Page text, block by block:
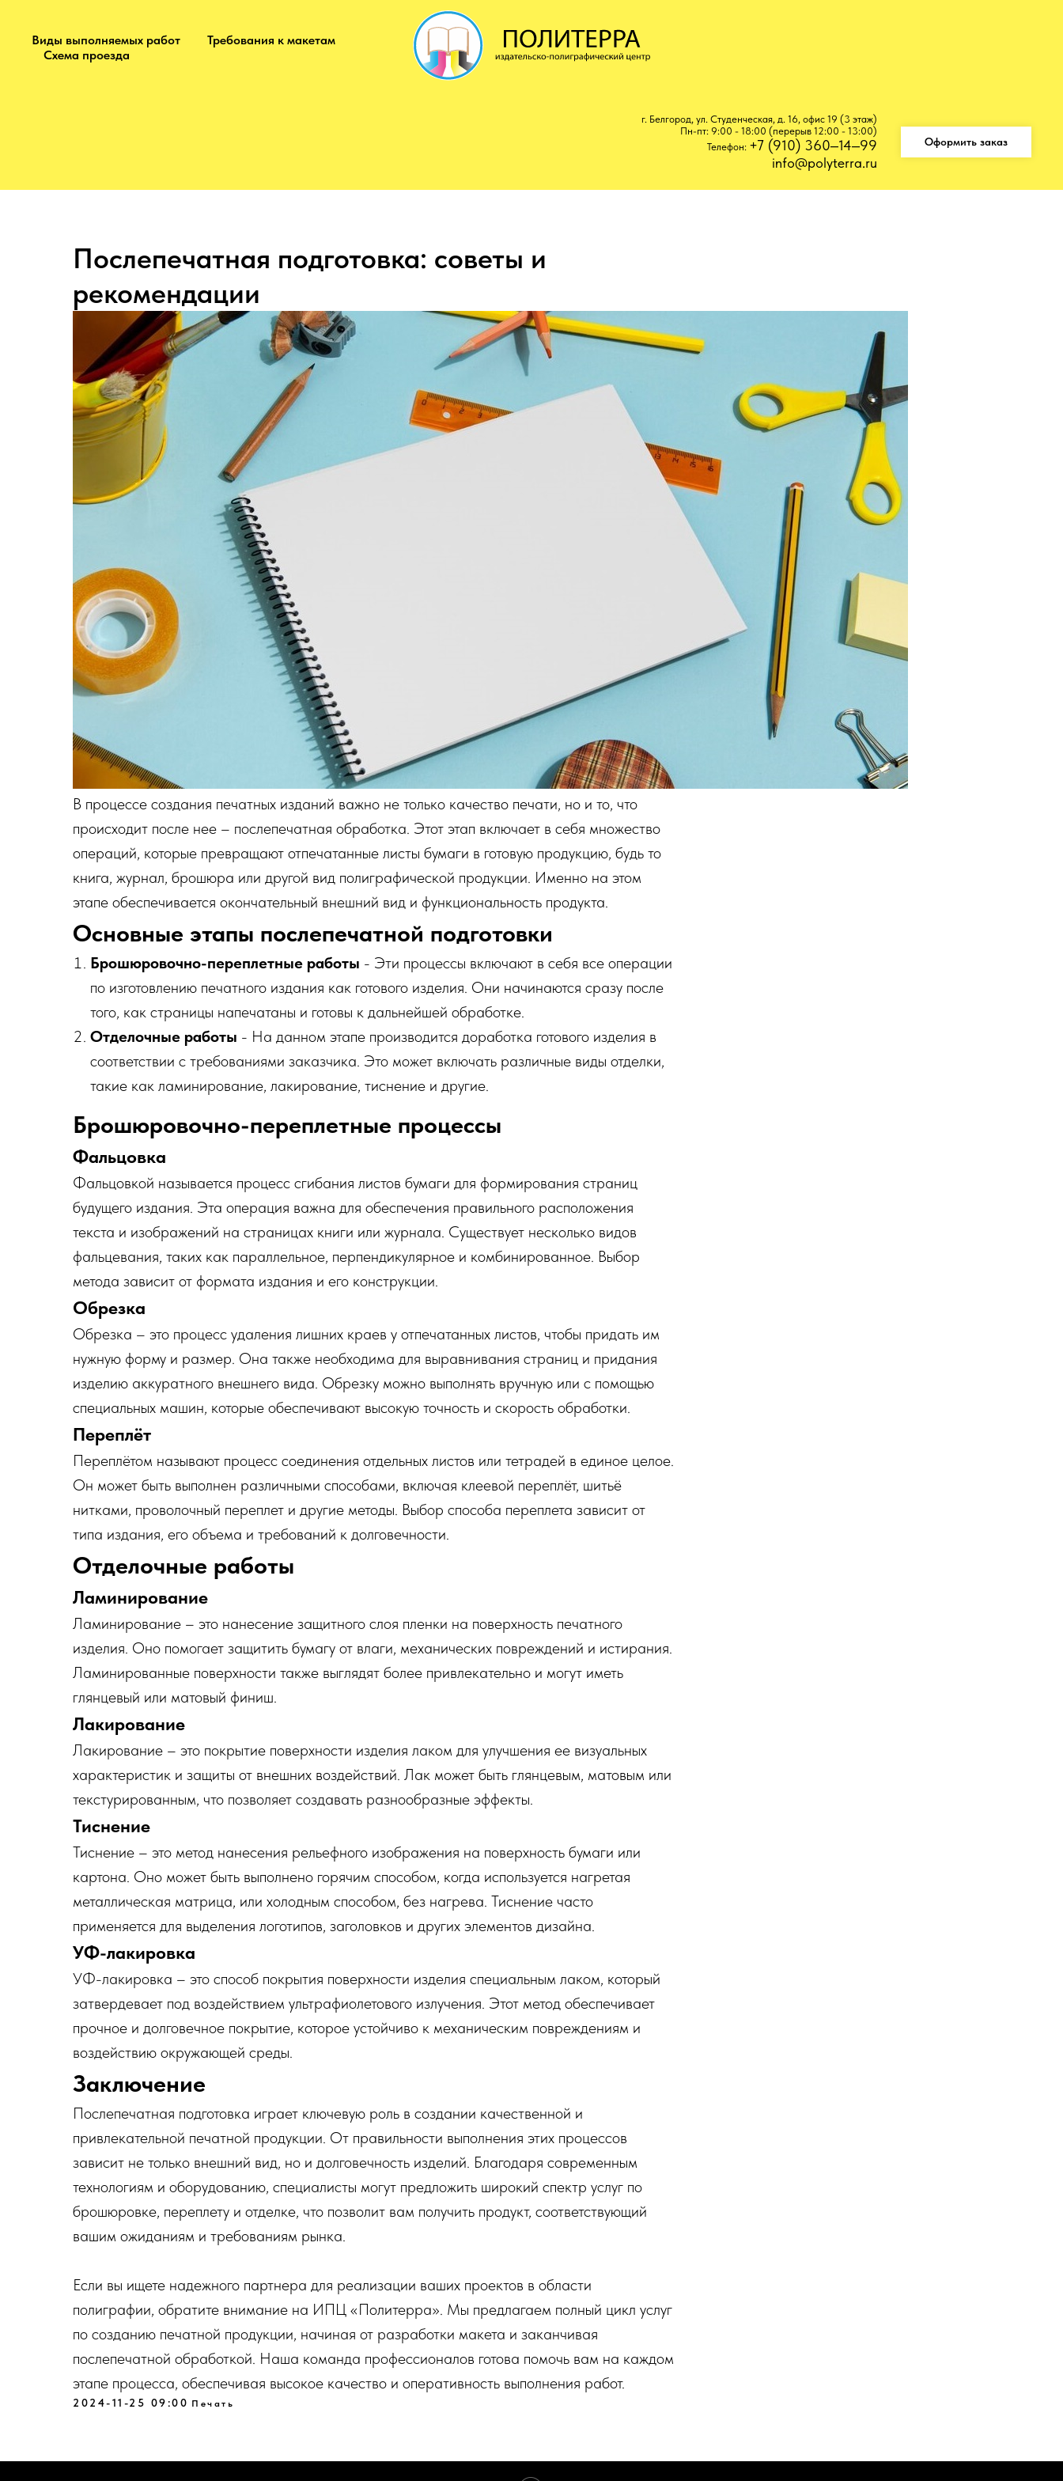
Виды выполняемых работ
Требования к макетам
Схема проезда
г. Белгород, ул. Студенческая, д. 16, офис ​19 (3 этаж)
Пн-пт: 9:00 - 18:00 (перерыв 12:00 - 13:00)
Телефон: +7 (910) 360‒14‒99
info@polyterra.ru
Оформить заказ
Послепечатная подготовка: советы и
рекомендации
В процессе создания печатных изданий важно не только качество печати, но и то, что
происходит после нее – послепечатная обработка. Этот этап включает в себя множество
операций, которые превращают отпечатанные листы бумаги в готовую продукцию, будь то
книга, журнал, брошюра или другой вид полиграфической продукции. Именно на этом
этапе обеспечивается окончательный внешний вид и функциональность продукта.
Основные этапы послепечатной подготовки
Брошюровочно-переплетные работы - Эти процессы включают в себя все операции
по изготовлению печатного издания как готового изделия. Они начинаются сразу после
того, как страницы напечатаны и готовы к дальнейшей обработке.
Отделочные работы - На данном этапе производится доработка готового изделия в
соответствии с требованиями заказчика. Это может включать различные виды отделки,
такие как ламинирование, лакирование, тиснение и другие.
Брошюровочно-переплетные процессы
Фальцовка
Фальцовкой называется процесс сгибания листов бумаги для формирования страниц
будущего издания. Эта операция важна для обеспечения правильного расположения
текста и изображений на страницах книги или журнала. Существует несколько видов
фальцевания, таких как параллельное, перпендикулярное и комбинированное. Выбор
метода зависит от формата издания и его конструкции.
Обрезка
Обрезка – это процесс удаления лишних краев у отпечатанных листов, чтобы придать им
нужную форму и размер. Она также необходима для выравнивания страниц и придания
изделию аккуратного внешнего вида. Обрезку можно выполнять вручную или с помощью
специальных машин, которые обеспечивают высокую точность и скорость обработки.
Переплёт
Переплётом называют процесс соединения отдельных листов или тетрадей в единое целое.
Он может быть выполнен различными способами, включая клеевой переплёт, шитьё
нитками, проволочный переплет и другие методы. Выбор способа переплета зависит от
типа издания, его объема и требований к долговечности.
Отделочные работы
Ламинирование
Ламинирование – это нанесение защитного слоя пленки на поверхность печатного
изделия. Оно помогает защитить бумагу от влаги, механических повреждений и истирания.
Ламинированные поверхности также выглядят более привлекательно и могут иметь
глянцевый или матовый финиш.
Лакирование
Лакирование – это покрытие поверхности изделия лаком для улучшения ее визуальных
характеристик и защиты от внешних воздействий. Лак может быть глянцевым, матовым или
текстурированным, что позволяет создавать разнообразные эффекты.
Тиснение
Тиснение – это метод нанесения рельефного изображения на поверхность бумаги или
картона. Оно может быть выполнено горячим способом, когда используется нагретая
металлическая матрица, или холодным способом, без нагрева. Тиснение часто
применяется для выделения логотипов, заголовков и других элементов дизайна.
УФ-лакировка
УФ-лакировка – это способ покрытия поверхности изделия специальным лаком, который
затвердевает под воздействием ультрафиолетового излучения. Этот метод обеспечивает
прочное и долговечное покрытие, которое устойчиво к механическим повреждениям и
воздействию окружающей среды.
Заключение
Послепечатная подготовка играет ключевую роль в создании качественной и
привлекательной печатной продукции. От правильности выполнения этих процессов
зависит не только внешний вид, но и долговечность изделий. Благодаря современным
технологиям и оборудованию, специалисты могут предложить широкий спектр услуг по
брошюровке, переплету и отделке, что позволит вам получить продукт, соответствующий
вашим ожиданиям и требованиям рынка.
Если вы ищете надежного партнера для реализации ваших проектов в области
полиграфии, обратите внимание на ИПЦ «Политерра». Мы предлагаем полный цикл услуг
по созданию печатной продукции, начиная от разработки макета и заканчивая
послепечатной обработкой. Наша команда профессионалов готова помочь вам на каждом
этапе процесса, обеспечивая высокое качество и оперативность выполнения работ.
2024-11-25 09:00 Печать